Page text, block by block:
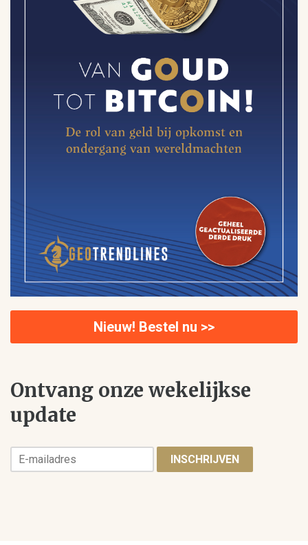
Nieuw! Bestel nu >>
Ontvang onze wekelijkse
update
INSCHRIJVEN